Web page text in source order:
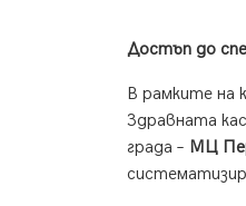
Достъп до
В рамките на
Здравната
града – МЦ